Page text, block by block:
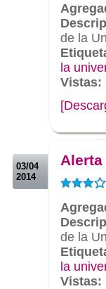
de la
la
Vistas:
03/04
2014
Alerta
de la
la
Vistas: